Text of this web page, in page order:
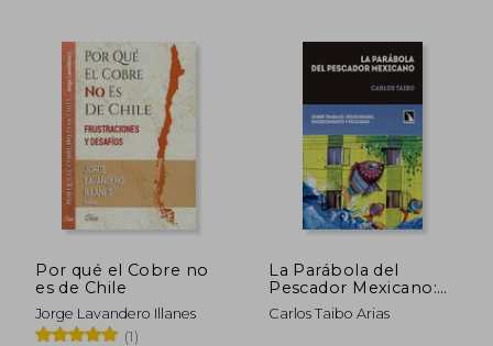
Por qué el Cobre no
es de Chile
Jorge Lavandero Illanes
(1)
La Parábola del
Pescador Mexicano:
Sobre Trabajo,
Necesidades,
Carlos Taibo Arias